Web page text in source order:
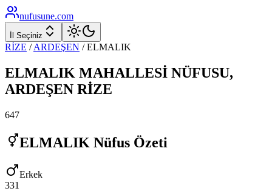
nufusune.com
İl Seçiniz
RİZE / ARDEŞEN /ELMALIK
ELMALIK MAHALLESİ NÜFUSU,
ARDEŞEN RİZE
647
ELMALIK Nüfus Özeti
Erkek
331